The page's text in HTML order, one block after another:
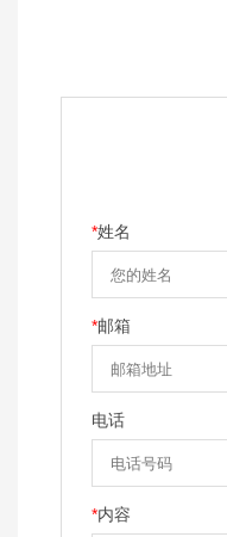
*姓名
*邮箱
电话
*内容